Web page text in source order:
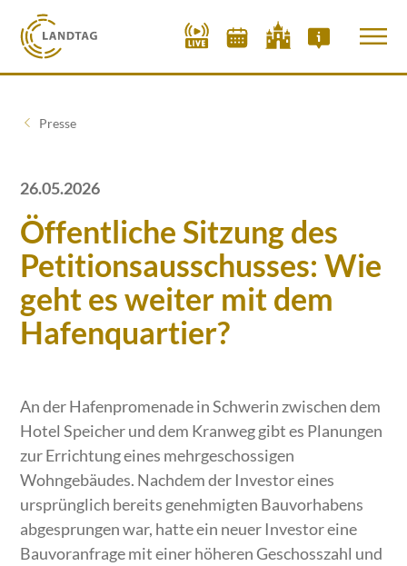
Presse
26.05.2026
Öffentliche Sitzung des
Petitionsausschusses: Wie
geht es weiter mit dem
Hafenquartier?
An der Hafenpromenade in Schwerin zwischen dem
Hotel Speicher und dem Kranweg gibt es Planungen
zur Errichtung eines mehrgeschossigen
Wohngebäudes. Nachdem der Investor eines
ursprünglich bereits genehmigten Bauvorhabens
abgesprungen war, hatte ein neuer Investor eine
Bauvoranfrage mit einer höheren Geschosszahl und